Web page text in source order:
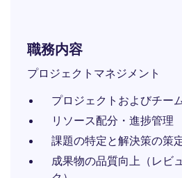
職務内容
プロジェクトマネジメント
プロジェクトおよびチー
リソース配分・進捗管理
課題の特定と解決策の策
成果物の品質向上（レビ